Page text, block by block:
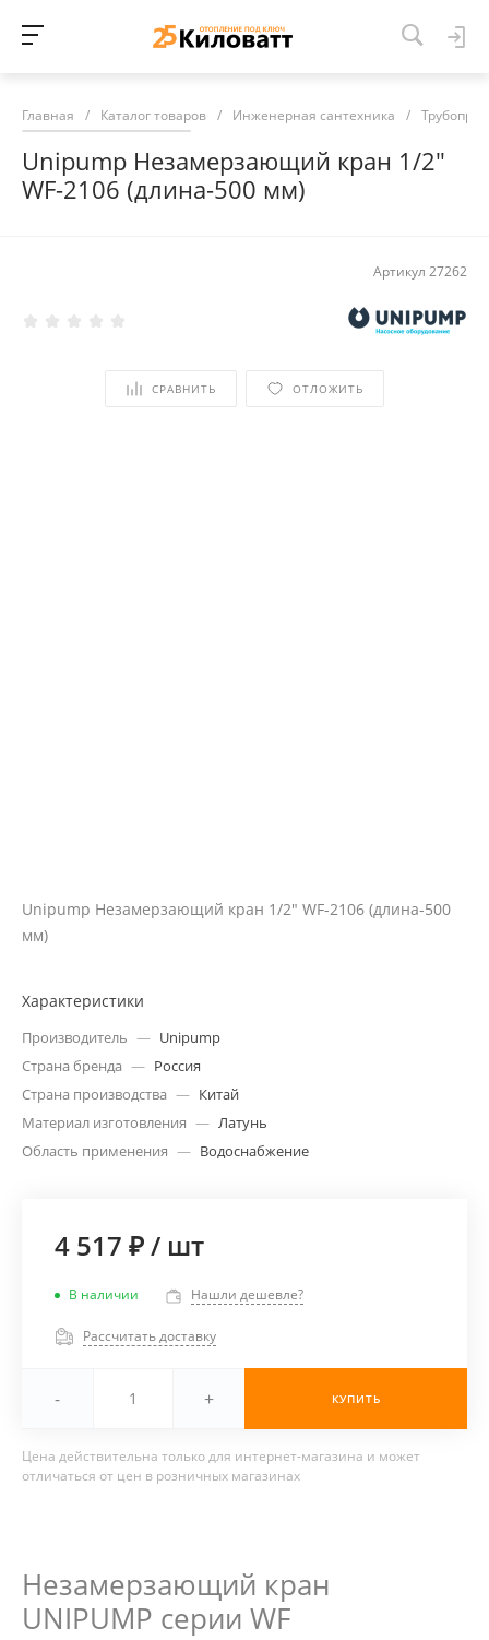
Главная / Каталог товаров / Инженерная сантехника /
Unipump Незамерзающий кран 1/2"
WF-2106 (длина-500 мм)
Артикул 27262
СРАВНИТЬ ОТЛОЖИТЬ
Unipump Незамерзающий кран 1/2" WF-2106 (длина-500
мм)
Характеристики
Производитель — Unipump
Страна бренда — Россия
Страна производства — Китай
Материал изготовления — Латунь
Область применения — Водоснабжение
4 517 ₽/ шт
В наличии Нашли дешевле?
Рассчитать доставку
- + КУПИТЬ
Цена действительна только для интернет-магазина и может
отличаться от цен в розничных магазинах
Незамерзающий кран
UNIPUMP серии WF